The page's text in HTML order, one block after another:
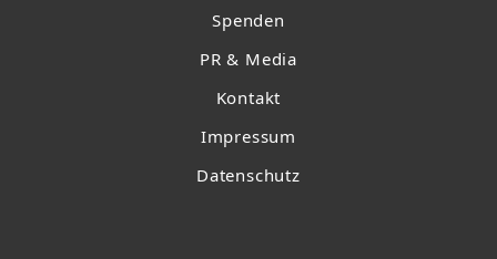
Spenden
PR & Media
Kontakt
Impressum
Datenschutz